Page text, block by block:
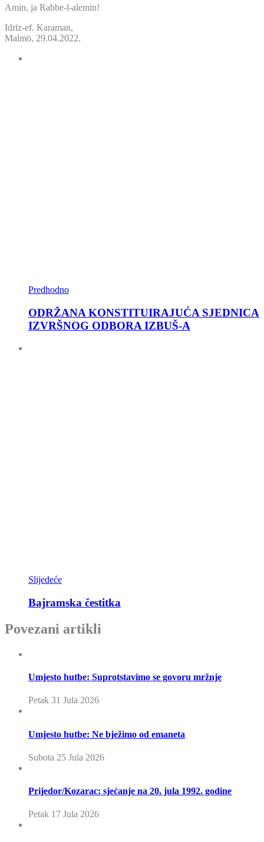
Amin, ja Rabbe-l-alemin!
Idriz-ef. Karaman,
Malmö, 29.04.2022.
Predhodno
ODRŽANA KONSTITUIRAJUĆA SJEDNICA
IZVRŠNOG ODBORA IZBUŠ-A
Slijedeće
Bajramska čestitka
Povezani artikli
Umjesto hutbe: Suprotstavimo se govoru mržnje
Petak 31 Jula 2026
Umjesto hutbe: Ne bježimo od emaneta
Subota 25 Jula 2026
Prijedor/Kozarac: sjećanje na 20. jula 1992. godine
Petak 17 Jula 2026